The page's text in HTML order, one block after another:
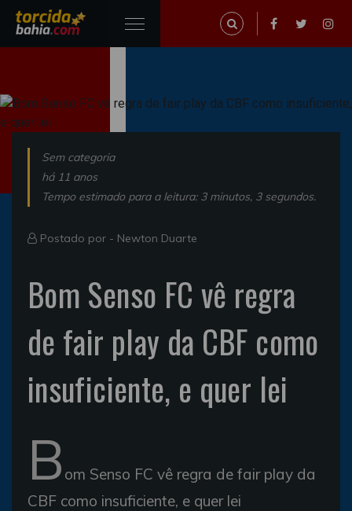
Sem categoria
há 11 anos
Tempo estimado para a leitura: 3 minutos, 3 segundos.
Postado por - Newton Duarte
Bom Senso FC vê regra
de fair play da CBF como
insuficiente, e quer lei
B om Senso FC vê regra de fair play da
CBF como insuficiente, e quer lei